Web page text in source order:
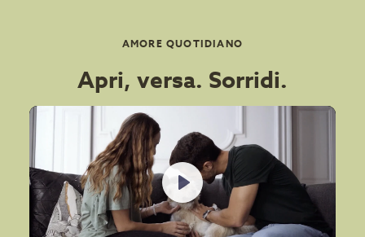
AMORE QUOTIDIANO
Apri, versa. Sorridi.
Play